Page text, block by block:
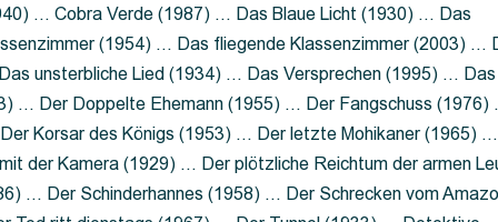
… Cobra Verde (1987) … Das Blaue Licht (1930) … Das
(1954) … Das fliegende Klassenzimmer (2003) …
unsterbliche Lied (1934) … Das Versprechen (1995) … Das
… Der Doppelte Ehemann (1955) … Der Fangschuss
Korsar des Königs (1953) … Der letzte Mohikaner (1965) …
der Kamera (1929) … Der plötzliche Reichtum der armen
… Der Schinderhannes (1958) … Der Schrecken vom